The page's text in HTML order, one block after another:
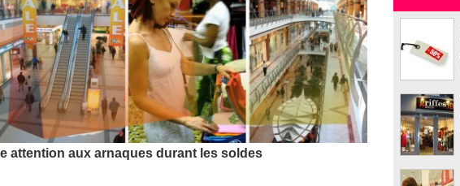
attention aux arnaques durant les soldes